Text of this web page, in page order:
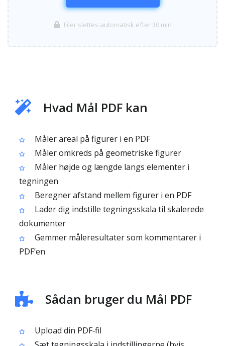
Filer slettes automatisk efter 30 min
Hvad Mål PDF kan
Måler areal på figurer i en PDF
Måler omkreds på geometriske figurer
Måler højde og længde langs elementer i
tegningen
Beregner afstand mellem figurer i en PDF
Lader dig indstille tegningsskala til skalerede
dokumenter
Gemmer måleresultater som kommentarer i
PDF’en
Sådan bruger du Mål PDF
Upload din PDF‑fil